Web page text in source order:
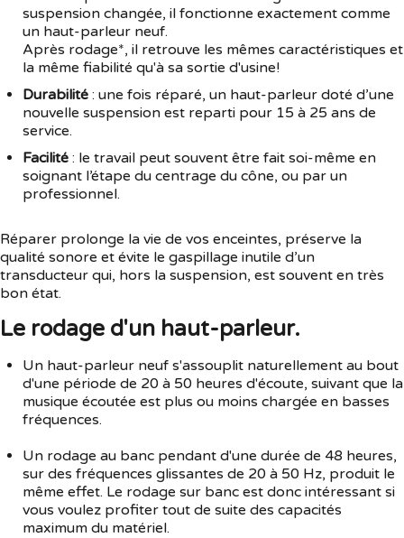
suspension changée, il fonctionne exactement comme
un haut-parleur neuf.
Après rodage*, il retrouve les mêmes caractéristiques et
la même fiabilité qu'à sa sortie d'usine!
Durabilité : une fois réparé, un haut-parleur doté d’une
nouvelle suspension est reparti pour 15 à 25 ans de
service.
Facilité : le travail peut souvent être fait soi-même en
soignant l’étape du centrage du cône, ou par un
professionnel.
Réparer prolonge la vie de vos enceintes, préserve la
qualité sonore et évite le gaspillage inutile d’un
transducteur qui, hors la suspension, est souvent en très
bon état.
Le rodage d'un haut-parleur.
Un haut-parleur neuf s'assouplit naturellement au bout
d'une période de 20 à 50 heures d'écoute, suivant que la
musique écoutée est plus ou moins chargée en basses
fréquences.
Un rodage au banc pendant d'une durée de 48 heures,
sur des fréquences glissantes de 20 à 50 Hz, produit le
même effet. Le rodage sur banc est donc intéressant si
vous voulez profiter tout de suite des capacités
maximum du matériel.